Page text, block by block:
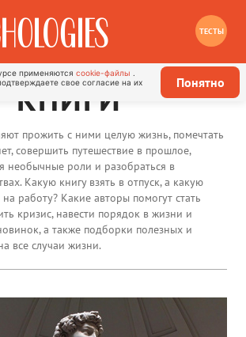
ТЕСТЫ
применяются cookie-файлы
свое согласие на их
Понятно
КНИГИ
прожить с ними целую жизнь, помечтать
совершить путешествие в прошлое,
необычные роли и разобраться в
Какую книгу взять в отпуск, а какую
на работу? Какие авторы помогут стать
кризис, навести порядок в жизни и
а также подборки полезных и
все случаи жизни.